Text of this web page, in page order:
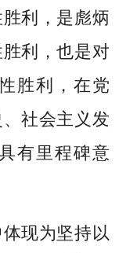
利，是彪炳
利，也是对
胜利，在党
社会主义发
有里程碑意
现为坚持以